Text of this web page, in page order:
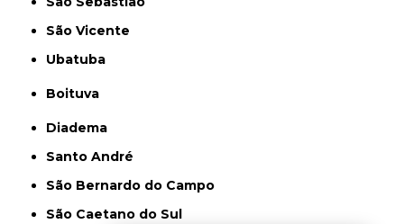
São Vicente
Ubatuba
Boituva
Diadema
Santo André
São Bernardo do Campo
São Caetano do Sul